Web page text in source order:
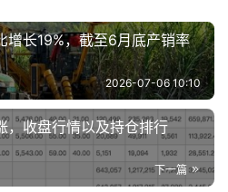
增长19%，截至6月底产销率
2026-07-06 10:10
，收盘行情以及持仓排行
下一篇